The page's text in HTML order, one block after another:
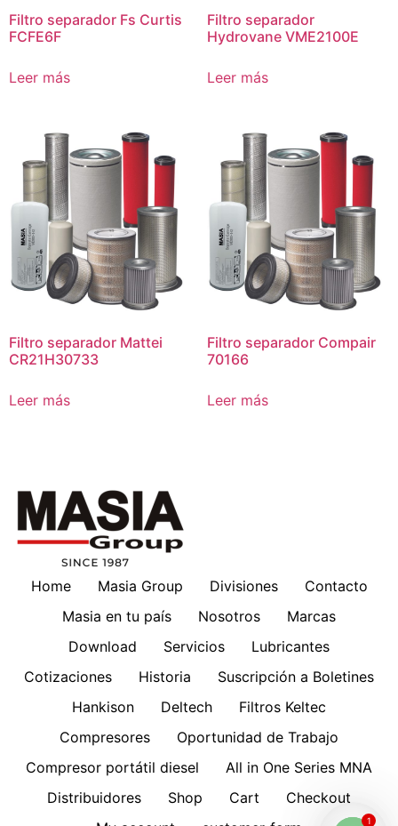
Filtro separador Fs Curtis
FCFE6F
Leer más
Filtro separador
Hydrovane VME2100E
Leer más
Filtro separador Mattei
CR21H30733
Leer más
Filtro separador Compair
70166
Leer más
Home Masia Group Divisiones
Contacto
Masia en tu país
Nosotros
Marcas
Download
Servicios
Lubricantes
Cotizaciones
Historia
Suscripción a Boletines
Hankison
Deltech
Filtros Keltec
Compresores
Oportunidad de Trabajo
Compresor portátil diesel
All in One Series MNA
Distribuidores
Shop Cart
Checkout
1